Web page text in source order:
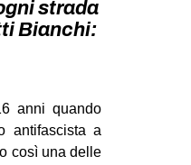
strada
Bianchi:
anni quando
antifascista a
così una delle